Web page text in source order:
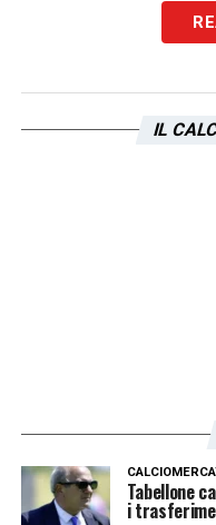
IL
Tabellone
i